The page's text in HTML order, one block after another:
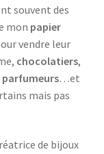
souvent des
mon papier
vendre leur
chocolatiers,
parfumeurs…et
mais pas
de bijoux